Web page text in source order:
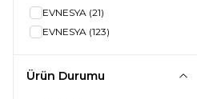
EVNESYA (21)
EVNESYA (123)
Ürün Durumu